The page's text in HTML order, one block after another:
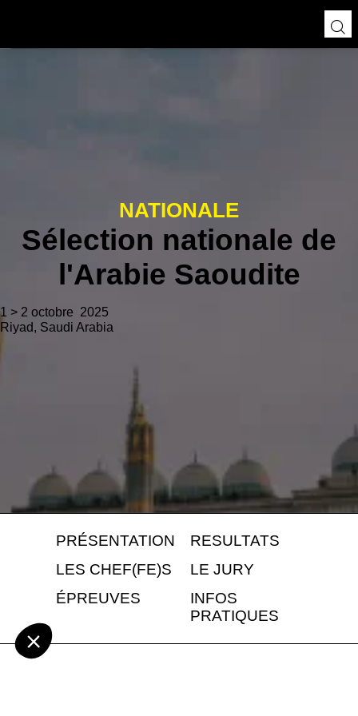
NATIONALE
Sélection nationale de
l'Arabie Saoudite
1 > 2 octobre 2025
Riyad, Saudi Arabia
PRÉSENTATION
RESULTATS
LES CHEF(FE)S
LE JURY
ÉPREUVES
INFOS
PRATIQUES